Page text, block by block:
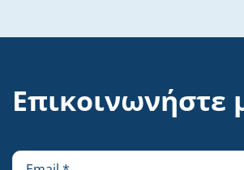
Επικοινωνήστε